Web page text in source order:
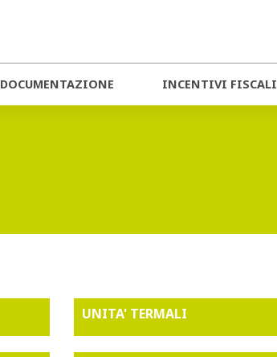
DOCUMENTAZIONE INCENTIVI FISCALI
UNITA' TERMALI